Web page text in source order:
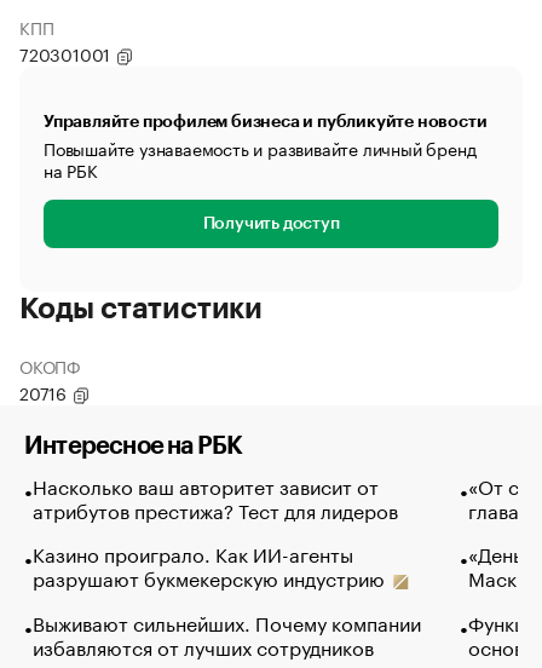
КПП
720301001
Управляйте профилем бизнеса и публикуйте новости
Повышайте узнаваемость и развивайте личный бренд
на РБК
Получить доступ
Коды статистики
ОКОПФ
20716
Интересное на РБК
Насколько ваш авторитет зависит от
атрибутов престижа? Тест для лидеров
Казино проиграло. Как ИИ-агенты
разрушают букмекерскую индустрию
Выживают сильнейших. Почему компании
избавляются от лучших сотрудников
«От
глава
Маск в
основ